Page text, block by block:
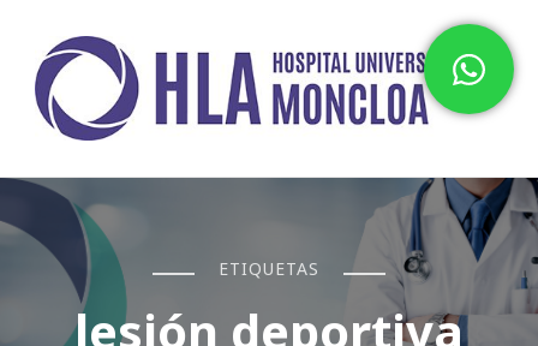
Hospital HLA Universitario
Moncloa
ETIQUETAS
lesión deportiva